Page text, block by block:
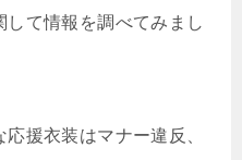
して情報を調べてみまし
援衣装はマナー違反、